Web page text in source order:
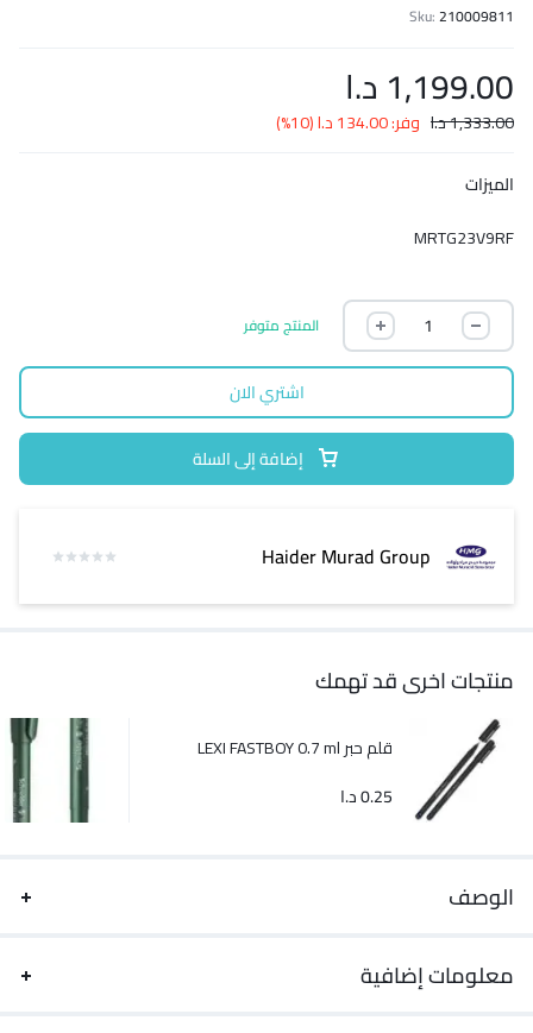
Sku:210009811
1,199.00 د.ا
1,333.00د.ا وفر:134.00د.ا(10%)
الميزات
MRTG23V9RF
المنتج متوفر
إضافة إلى السلة
اشتري الان
Haider Murad Group
منتجات اخرى قد تهمك
قلم حبر LEXI FASTBOY 0.7 ml
0.25د.ا
الوصف
معلومات إضافية